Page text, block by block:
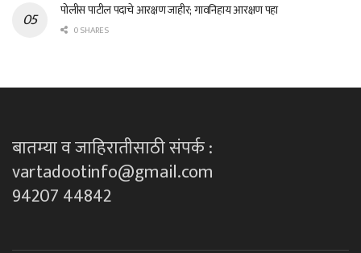
पोलीस पाटील पदाचे आरक्षण जाहीर; गावनिहाय आरक्षण पहा
0 SHARES
बातम्या व जाहिरातीसाठी संपर्क :
vartadootinfo@gmail.com
94207 44842